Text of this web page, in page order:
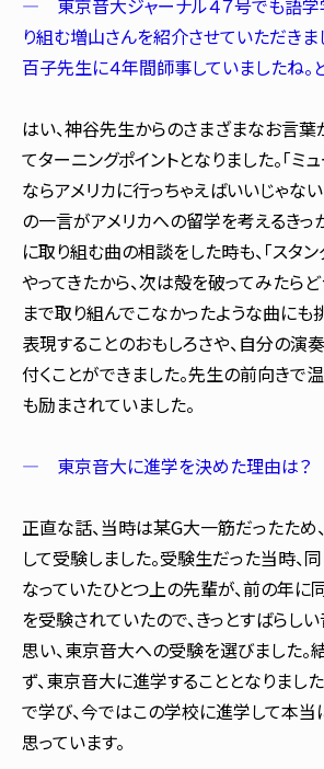
― 東京音大ジャーナル４７号でも語
り組む増山さんを紹介させていただきま
百子先生に４年間師事していましたね。
はい、神谷先生からのさまざまなお言
てターニングポイントとなりました。「ミ
ならアメリカに行っちゃえばいいじゃない
の一言がアメリカへの留学を考えるきっ
に取り組む曲の相談をした時も、「スタ
やってきたから、次は殻を破ってみたらど
まで取り組んでこなかったような曲にも
表現することのおもしろさや、自分の演
付くことができました。先生の前向きで
も励まされていました。
― 東京音大に進学を決めた理由は？
正直な話、当時は某G大一筋だったため
して受験しました。受験生だった当時、
なっていたひとつ上の先輩が、前の年に
を受験されていたので、きっとすばらし
思い、東京音大への受験を選びました
ず、東京音大に進学することとなりまし
で学び、今ではこの学校に進学して本当
思っています。